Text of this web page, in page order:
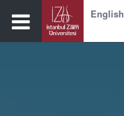
English